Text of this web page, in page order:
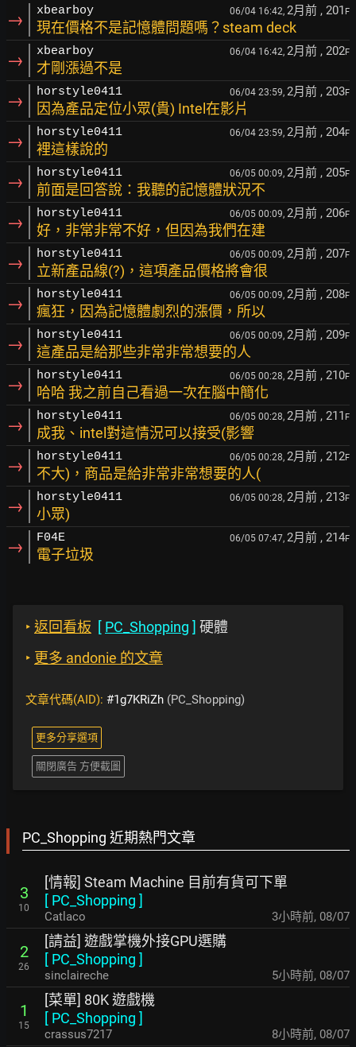
→ xbearboy 06/04 16:42, 2月前 , 201 F
現在價格不是記憶體問題嗎？steam deck
→ xbearboy 06/04 16:42, 2月前 , 202F
才剛漲過不是
→ horstyle0411 06/04 23:59, 2月前 , 203F
因為產品定位小眾(貴) Intel在影片
→ horstyle0411 06/04 23:59, 2月前 , 204F
裡這樣說的
→ horstyle0411 06/05 00:09, 2月前 , 205F
前面是回答說：我聽的記憶體狀況不
→ horstyle0411 06/05 00:09, 2月前 , 206F
好，非常非常不好，但因為我們在建
→ horstyle0411 06/05 00:09, 2月前 , 207F
立新產品線(?)，這項產品價格將會很
→ horstyle0411 06/05 00:09, 2月前 , 208F
瘋狂，因為記憶體劇烈的漲價，所以
→ horstyle0411 06/05 00:09, 2月前 , 209F
這產品是給那些非常非常想要的人
→ horstyle0411 06/05 00:28, 2月前 , 210F
哈哈 我之前自己看過一次在腦中簡化
→ horstyle0411 06/05 00:28, 2月前 , 211 F
成我、intel對這情況可以接受(影響
→ horstyle0411 06/05 00:28, 2月前 , 212F
不大)，商品是給非常非常想要的人(
→ horstyle0411 06/05 00:28, 2月前 , 213F
小眾)
→ F04E 06/05 07:47, 2月前 , 214F
電子垃圾
‣ 返回看板 [ PC_Shopping ] 硬體
‣ 更多 andonie 的文章
文章代碼(AID): #1g7KRiZh (PC_Shopping)
更多分享選項
關閉廣告 方便截圖
PC_Shopping 近期熱門文章
3
10
[情報] Steam Machine 目前有貨可下單
[ PC_Shopping ]
Catlaco 3小時前, 08/07
2
26
[請益] 遊戲掌機外接GPU選購
[ PC_Shopping ]
sinclaireche 5小時前, 08/07
1
15
[菜單] 80K 遊戲機
[ PC_Shopping ]
crassus7217 8小時前, 08/07